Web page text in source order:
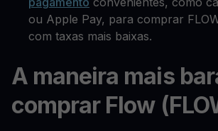
ou Apple Pay, para comprar
com taxas mais baixas.
A maneira mais
comprar Flow